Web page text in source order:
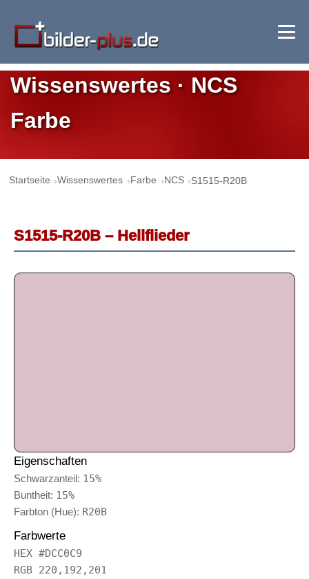
Wissenswertes · NCS
Farbe
Startseite Wissenswertes Farbe NCS S1515-R20B
S1515-R20B – Hellflieder
Eigenschaften
Schwarzanteil: 15%
Buntheit: 15%
Farbton (Hue): R20B
Farbwerte
HEX #DCC0C9
RGB 220,192,201